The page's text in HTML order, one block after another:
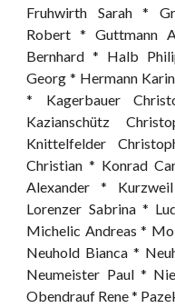
Fruhwirth Sarah *
Robert * Guttmann
Bernhard * Halb
Georg * Hermann
* Kagerbauer
Kazianschütz
Knittelfelder
Christian * Konrad
Alexander *
Lorenzer Sabrina *
Michelic Andreas *
Neuhold Bianca *
Neumeister Paul *
Obendrauf Rene *